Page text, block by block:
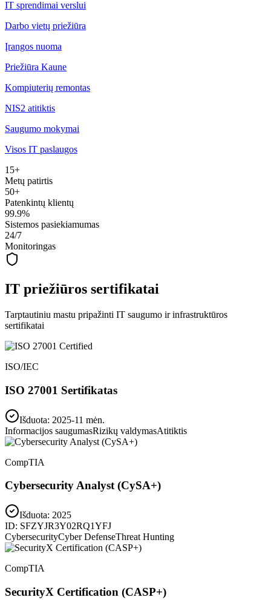
IT sprendimai verslui
Darbo vietų priežiūra
Įrangos nuoma
Priežiūra Kaune
Kompiuterių remontas
NIS2 atitiktis
Saugumo mokymai
Visos IT paslaugos
15+
Metų patirtis
50+
Patenkintų klientų
99.9%
Sistemos pasiekiamumas
24/7
Monitoringas
IT priežiūros sertifikatai
Tarptautiniu mastu pripažinti IT saugumo ir infrastruktūros
sertifikatai
ISO/IEC
ISO 27001 Sertifikatas
Išduota: 2025-11 mėn.
Informacijos saugumasRizikų valdymasAtitiktis
CompTIA
Cybersecurity Analyst (CySA+)
Išduota: 2025
ID: SFZYJR3Y02RQ1YFJ
CybersecurityCyber DefenseThreat Hunting
CompTIA
SecurityX Certification (CASP+)